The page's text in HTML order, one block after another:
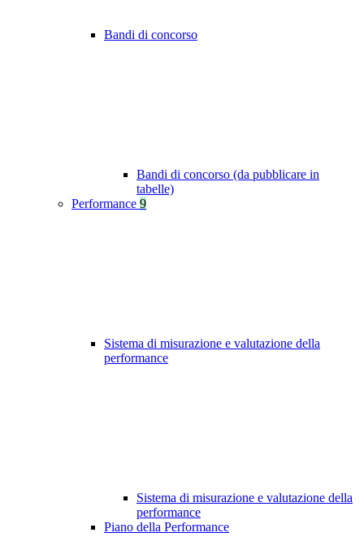
Bandi di concorso
Bandi di concorso (da pubblicare in
tabelle)
Performance 9
Sistema di misurazione e valutazione della
performance
Sistema di misurazione e valutazione della
performance
Piano della Performance